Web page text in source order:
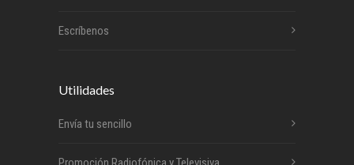
Escríbenos
Utilidades
Envía tu sencillo